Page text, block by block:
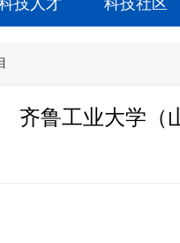
技人才 科技社区
齐鲁工业大学（